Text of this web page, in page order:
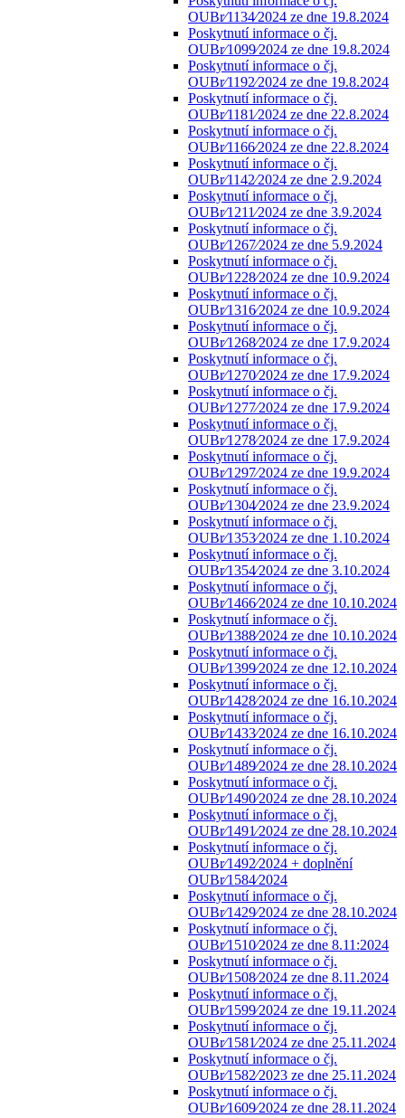
OUBr⁄1134⁄2024 ze dne 19.8.2024
Poskytnutí informace o čj.
OUBr⁄1099⁄2024 ze dne 19.8.2024
Poskytnutí informace o čj.
OUBr⁄1192⁄2024 ze dne 19.8.2024
Poskytnutí informace o čj.
OUBr⁄1181⁄2024 ze dne 22.8.2024
Poskytnutí informace o čj.
OUBr⁄1166⁄2024 ze dne 22.8.2024
Poskytnutí informace o čj.
OUBr⁄1142⁄2024 ze dne 2.9.2024
Poskytnutí informace o čj.
OUBr⁄1211⁄2024 ze dne 3.9.2024
Poskytnutí informace o čj.
OUBr⁄1267⁄2024 ze dne 5.9.2024
Poskytnutí informace o čj.
OUBr⁄1228⁄2024 ze dne 10.9.2024
Poskytnutí informace o čj.
OUBr⁄1316⁄2024 ze dne 10.9.2024
Poskytnutí informace o čj.
OUBr⁄1268⁄2024 ze dne 17.9.2024
Poskytnutí informace o čj.
OUBr⁄1270⁄2024 ze dne 17.9.2024
Poskytnutí informace o čj.
OUBr⁄1277⁄2024 ze dne 17.9.2024
Poskytnutí informace o čj.
OUBr⁄1278⁄2024 ze dne 17.9.2024
Poskytnutí informace o čj.
OUBr⁄1297⁄2024 ze dne 19.9.2024
Poskytnutí informace o čj.
OUBr⁄1304⁄2024 ze dne 23.9.2024
Poskytnutí informace o čj.
OUBr⁄1353⁄2024 ze dne 1.10.2024
Poskytnutí informace o čj.
OUBr⁄1354⁄2024 ze dne 3.10.2024
Poskytnutí informace o čj.
OUBr⁄1466⁄2024 ze dne 10.10.2024
Poskytnutí informace o čj.
OUBr⁄1388⁄2024 ze dne 10.10.2024
Poskytnutí informace o čj.
OUBr⁄1399⁄2024 ze dne 12.10.2024
Poskytnutí informace o čj.
OUBr⁄1428⁄2024 ze dne 16.10.2024
Poskytnutí informace o čj.
OUBr⁄1433⁄2024 ze dne 16.10.2024
Poskytnutí informace o čj.
OUBr⁄1489⁄2024 ze dne 28.10.2024
Poskytnutí informace o čj.
OUBr⁄1490⁄2024 ze dne 28.10.2024
Poskytnutí informace o čj.
OUBr⁄1491⁄2024 ze dne 28.10.2024
Poskytnutí informace o čj.
OUBr⁄1492⁄2024 + doplnění
OUBr⁄1584⁄2024
Poskytnutí informace o čj.
OUBr⁄1429⁄2024 ze dne 28.10.2024
Poskytnutí informace o čj.
OUBr⁄1510⁄2024 ze dne 8.11:2024
Poskytnutí informace o čj.
OUBr⁄1508⁄2024 ze dne 8.11.2024
Poskytnutí informace o čj.
OUBr⁄1599⁄2024 ze dne 19.11.2024
Poskytnutí informace o čj.
OUBr⁄1581⁄2024 ze dne 25.11.2024
Poskytnutí informace o čj.
OUBr⁄1582⁄2023 ze dne 25.11.2024
Poskytnutí informace o čj.
OUBr⁄1609⁄2024 ze dne 28.11.2024